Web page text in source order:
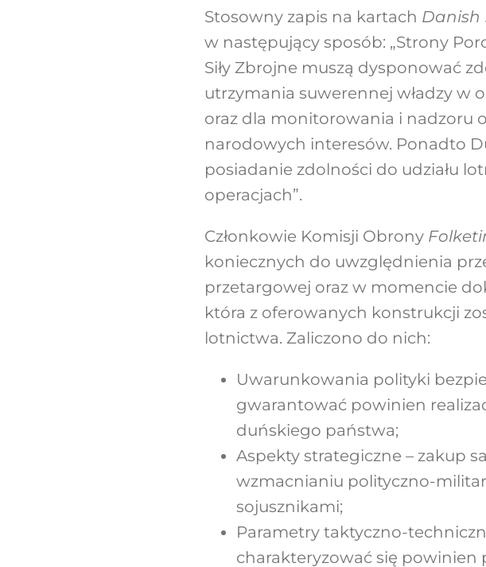
Stosowny zapis na kartach Danish
w następujący sposób: „Strony
Siły Zbrojne muszą dysponować
utrzymania suwerennej władzy w
oraz dla monitorowania i nadzoru
narodowych interesów. Ponadto
posiadanie zdolności do udziału
operacjach”.
Członkowie Komisji Obrony
koniecznych do uwzględnienia
przetargowej oraz w momencie
która z oferowanych konstrukcji
lotnictwa. Zaliczono do nich:
Uwarunkowania polityki
gwarantować powinien
duńskiego państwa;
Aspekty strategiczne – zakup
wzmacnianiu polityczno-
sojusznikami;
Parametry taktyczno-
charakteryzować się